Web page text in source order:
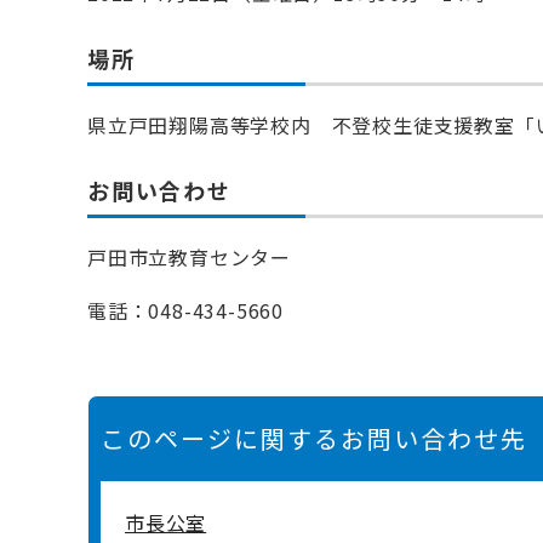
場所
県立戸田翔陽高等学校内 不登校生徒支援教室「
お問い合わせ
戸田市立教育センター
電話：048-434-5660
このページに関するお問い合わせ先
市長公室